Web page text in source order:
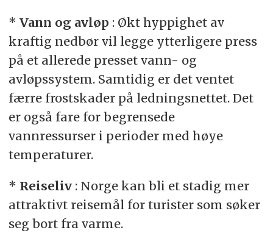
* Vann og avløp : Økt hyppighet av
kraftig nedbør vil legge ytterligere press
på et allerede presset vann- og
avløpssystem. Samtidig er det ventet
færre frostskader på ledningsnettet. Det
er også fare for begrensede
vannressurser i perioder med høye
temperaturer.
* Reiseliv: Norge kan bli et stadig mer
attraktivt reisemål for turister som søker
seg bort fra varme.